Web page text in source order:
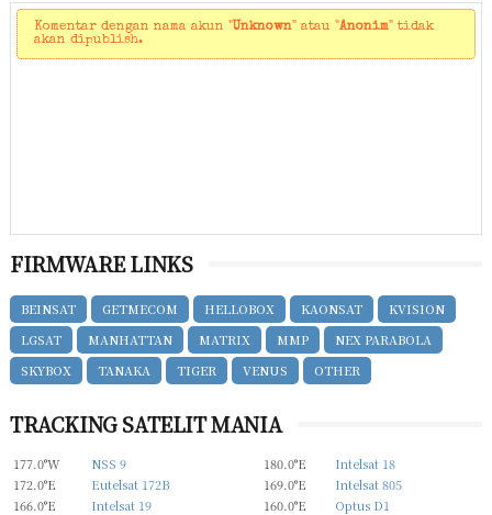
Komentar dengan nama akun "Unknown" atau "Anonim" tidak
akan dipublish.
FIRMWARE LINKS
BEINSAT GETMECOM HELLOBOX KAONSAT
KVISION
LGSAT
MANHATTAN MATRIX MMP
NEX PARABOLA
SKYBOX
TANAKA TIGER VENUS OTHER
TRACKING SATELIT MANIA
177.0°W NSS 9 180.0°E
Intelsat 18
172.0°E
Eutelsat 172B 169.0°E
Intelsat 805
166.0°E
Intelsat 19 160.0°E
Optus D1